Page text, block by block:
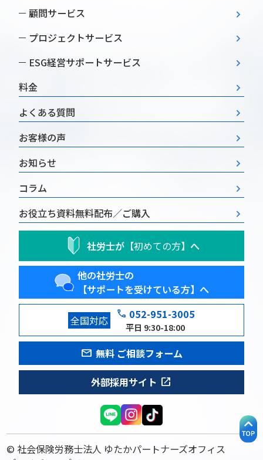
顧問サービス
プロジェクトサービス
ESG経営サポートサービス
料金
よくある質問
お客様の声
お知らせ
コラム
お役立ち資料無料配布／ご購入
社労士が【初めての方】 へ
他の社労士の
【サポートを受けている方】へ
全国対応 phone 052-951-3005
平日 9:30-18:00
mail 無料 ご相談フォーム
外部採用サイト open_in_new
© 社会保険労務士法人 ゆたかパートナーズオフィス